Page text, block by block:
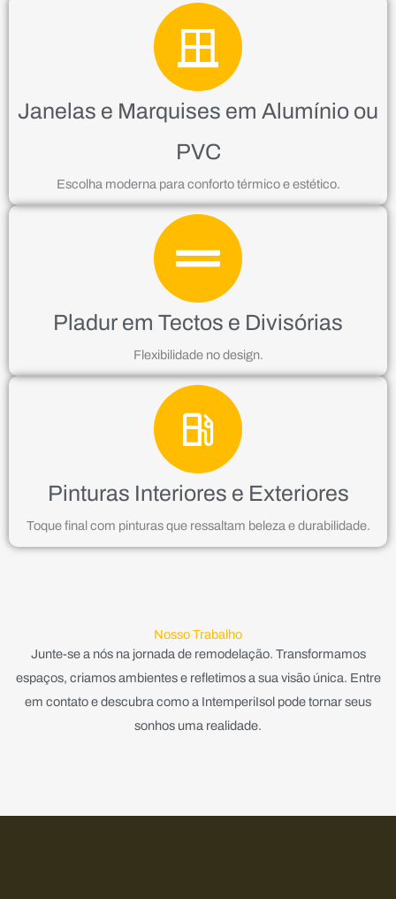
Janelas e Marquises em Alumínio ou
PVC
Escolha moderna para conforto térmico e estético.
Pladur em Tectos e Divisórias
Flexibilidade no design.
Pinturas Interiores e Exteriores
Toque final com pinturas que ressaltam beleza e durabilidade.
Nosso Trabalho
Junte-se a nós na jornada de remodelação. Transformamos
espaços, criamos ambientes e refletimos a sua visão única. Entre
em contato e descubra como a IntemperiIsol pode tornar seus
sonhos uma realidade.